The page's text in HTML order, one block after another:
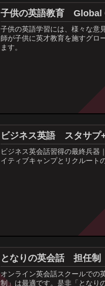
子供の英語教育 Global
子供の英語学習には、様々な意
師が子供に英才教育を施すグロ
ます。
ビジネス英語 スタサプ
ビジネス英会話習得の最終兵器
イティブキャンプとリクルート
となりの英会話 担任制
オンライン英会話スクールでの
制」は最適です。是非「となり